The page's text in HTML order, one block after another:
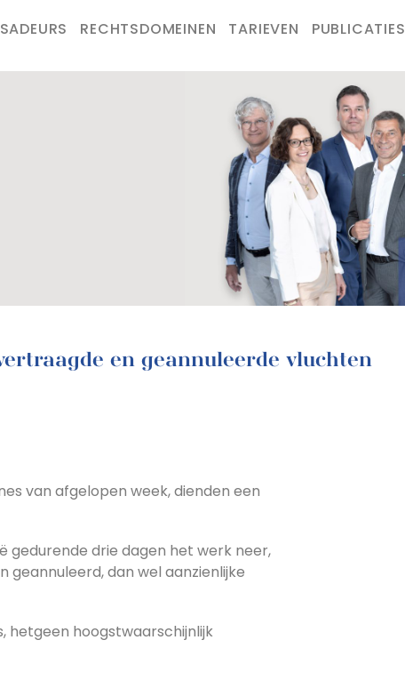
RECHTSDOMEINEN TARIEVEN PUBLICATIES
en geannuleerde vluchten
van afgelopen week, dienden een
gedurende drie dagen het werk neer,
dan wel aanzienlijke
hetgeen hoogstwaarschijnlijk